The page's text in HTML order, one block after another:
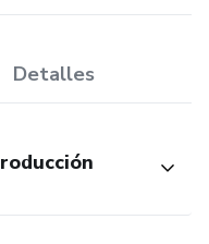
Detalles